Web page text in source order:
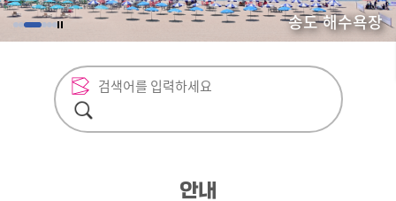
해운대 해수욕장
광안리 해수욕장
송도 해수욕장
안내